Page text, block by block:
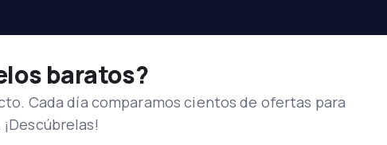
baratos?
Cada día comparamos cientos de ofertas para